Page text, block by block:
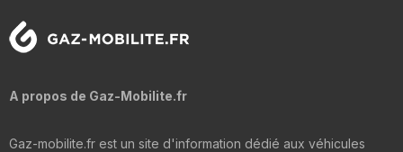
A propos de Gaz-Mobilite.fr
Gaz-mobilite.fr est un site d'information dédié aux véhicules